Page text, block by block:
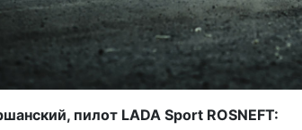
пилот LADA Sport ROSNEFT: